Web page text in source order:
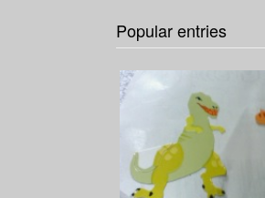
Popular entries